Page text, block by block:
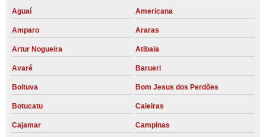
Aguaí Americana
Amparo Araras
Artur Nogueira Atibaia
Avaré Barueri
Boituva Bom Jesus dos Perdões
Botucatu Caieiras
Cajamar Campinas